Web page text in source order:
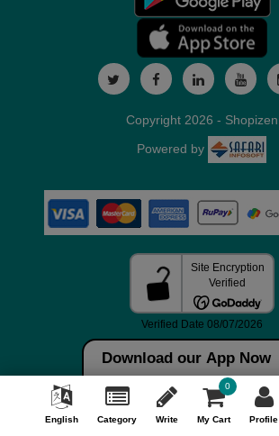
Download our App Now
English Category Write My Cart
0
Profile
Copyright 2026 - Shopizen
Powered by